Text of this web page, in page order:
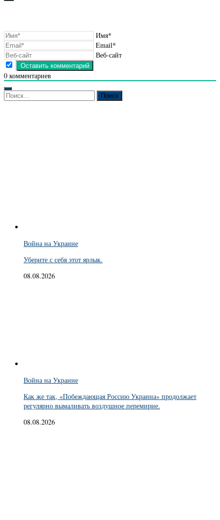
Имя*
Email*
Веб-сайт
0 комментариев
Найти:
Война на Украине
Уберите с себя этот ярлык.
08.08.2026
Война на Украине
Как же так, «Побеждающая Россию Украина» продолжает
регулярно вымаливать воздушное перемирие.
08.08.2026